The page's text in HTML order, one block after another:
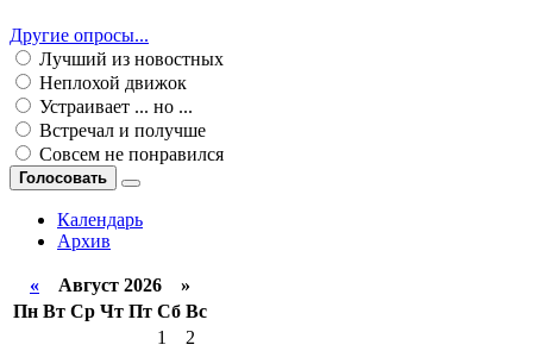
Другие опросы...
Лучший из новостных
Неплохой движок
Устраивает ... но ...
Встречал и получше
Совсем не понравился
Голосовать
Календарь
Архив
« Август 2026 »
Пн Вт Ср Чт Пт Сб Вс
1
2